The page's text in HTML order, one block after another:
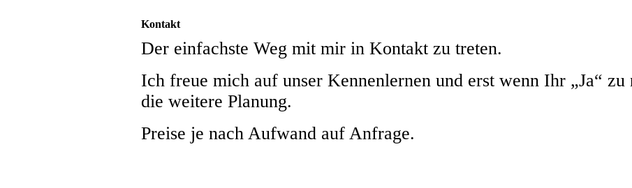
Kontakt
Der einfachste Weg mit mir in Kontakt zu treten.
Ich freue mich auf unser Kennenlernen und erst wenn Ihr „Ja“
die weitere Planung.
Preise je nach Aufwand auf Anfrage.